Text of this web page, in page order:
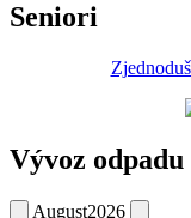
Seniori
Vývoz odpadu
August2026